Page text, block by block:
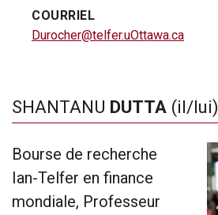
COURRIEL
Durocher@telfer.uOttawa.ca
SHANTANU DUTTA (il/lui)
Bourse de recherche
Ian-Telfer en finance
mondiale, Professeur